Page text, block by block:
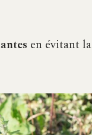
en évitant la